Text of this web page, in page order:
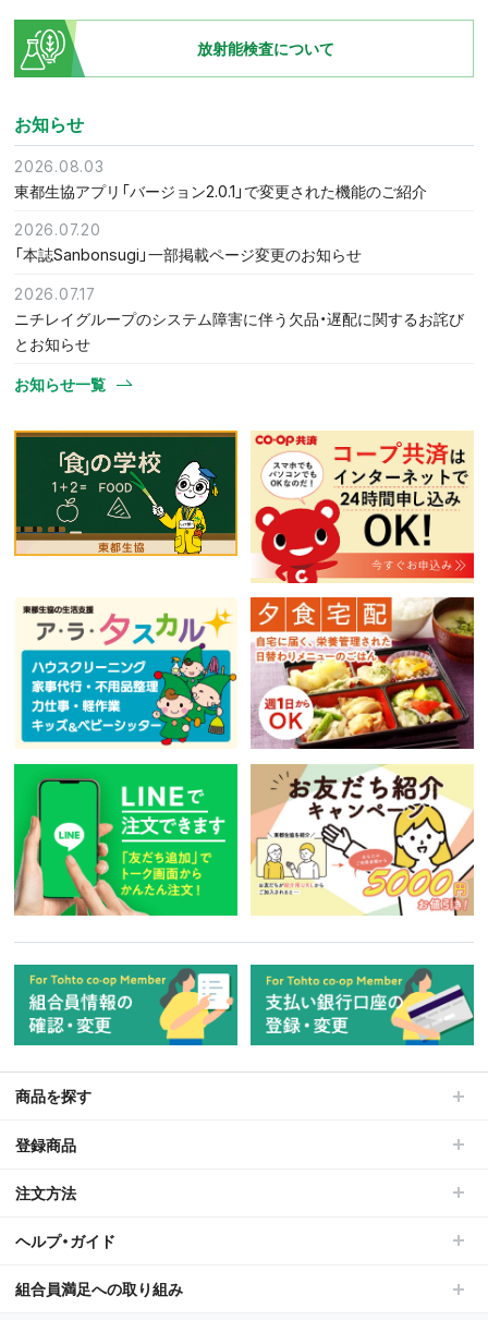
放射能検査について
お知らせ
2026.08.03
東都生協アプリ「バージョン2.0.1」で変更された機能のご紹介
2026.07.20
「本誌Sanbonsugi」一部掲載ページ変更のお知らせ
2026.07.17
ニチレイグループのシステム障害に伴う欠品・遅配に関するお詫び
とお知らせ
お知らせ一覧
商品を探す
登録商品
注文方法
ヘルプ・ガイド
組合員満足への取り組み